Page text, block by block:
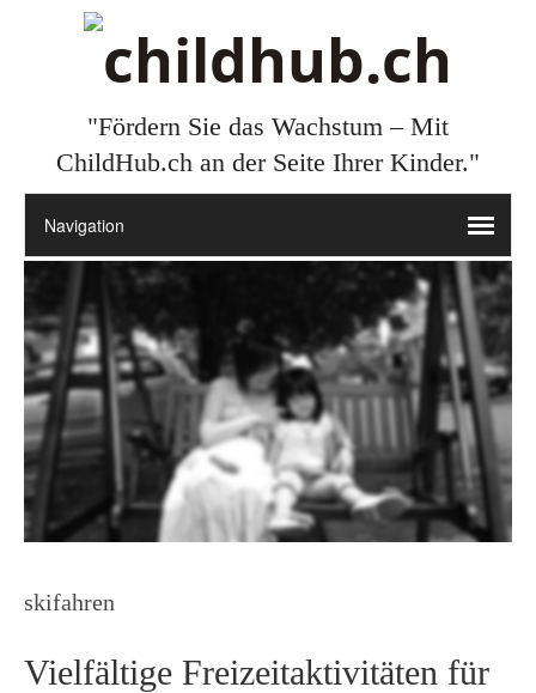
"Fördern Sie das Wachstum – Mit
ChildHub.ch an der Seite Ihrer Kinder."
skifahren
Vielfältige Freizeitaktivitäten für